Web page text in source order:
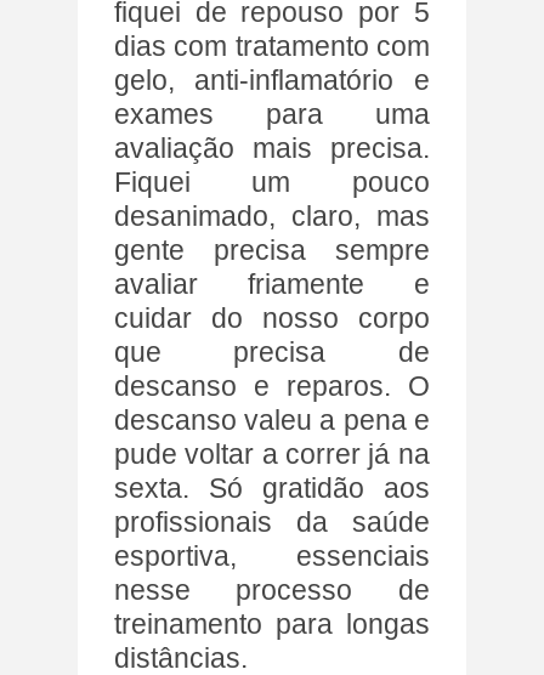
fiquei de repouso por 5
dias com tratamento com
gelo, anti-inflamatório e
exames para uma
avaliação mais precisa.
Fiquei um pouco
desanimado, claro, mas
gente precisa sempre
avaliar friamente e
cuidar do nosso corpo
que precisa de
descanso e reparos. O
descanso valeu a pena e
pude voltar a correr já na
sexta. Só gratidão aos
profissionais da saúde
esportiva, essenciais
nesse processo de
treinamento para longas
distâncias.